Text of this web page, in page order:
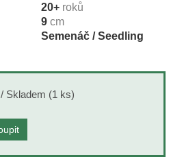
20+ roků
9 cm
Semenáč / Seedling
/ Skladem (1 ks)